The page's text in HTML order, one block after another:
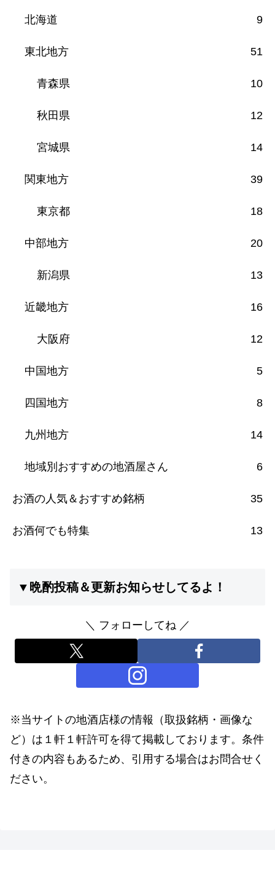
北海道 9
東北地方 51
青森県 10
秋田県 12
宮城県 14
関東地方 39
東京都 18
中部地方 20
新潟県 13
近畿地方 16
大阪府 12
中国地方 5
四国地方 8
九州地方 14
地域別おすすめの地酒屋さん 6
お酒の人気＆おすすめ銘柄 35
お酒何でも特集 13
▼晩酌投稿＆更新お知らせしてるよ！
＼ フォローしてね ／
※当サイトの地酒店様の情報（取扱銘柄・画像な
ど）は１軒１軒許可を得て掲載しております。条件
付きの内容もあるため、引用する場合はお問合せく
ださい。